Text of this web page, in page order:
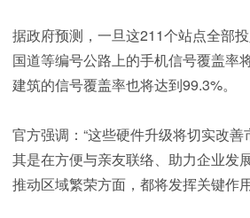
据政府预测，一旦这211个站点全部
国道等编号公路上的手机信号覆盖率
建筑的信号覆盖率也将达到99.3%。
官方强调：“这些硬件升级将切实改
其是在方便与亲友联络、助力企业发
推动区域繁荣方面，都将发挥关键作